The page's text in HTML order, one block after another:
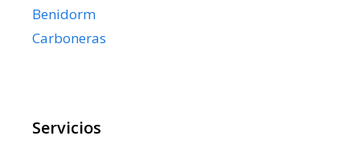
Benidorm
Carboneras
Servicios